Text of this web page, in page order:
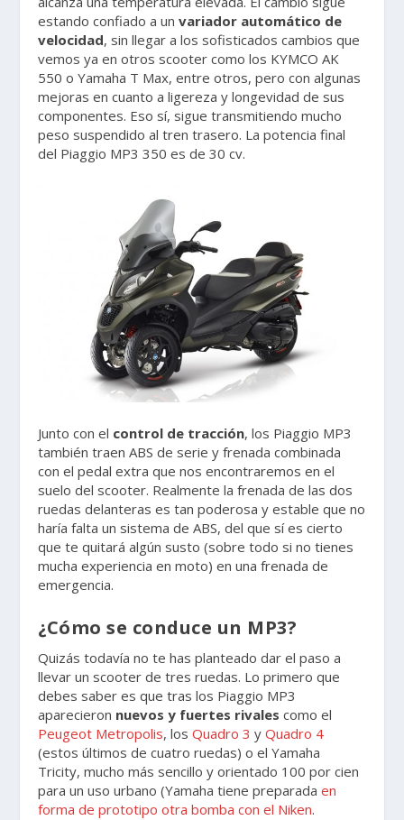
estando confiado a unvariador automático de
velocidad, sin llegar a los sofisticados cambios que
vemos ya en otros scooter como los KYMCO AK
550 o Yamaha T Max, entre otros, pero con algunas
mejoras en cuanto a ligereza y longevidad de sus
componentes. Eso sí, sigue transmitiendo mucho
peso suspendido al tren trasero. La potencia final
del Piaggio MP3 350 es de 30 cv.
Junto con el control de tracción, los Piaggio MP3
también traen ABS de serie y frenada combinada
con el pedal extra que nos encontraremos en el
suelo del scooter. Realmente la frenada de las dos
ruedas delanteras es tan poderosa y estable que no
haría falta un sistema de ABS, del que sí es cierto
que te quitará algún susto (sobre todo si no tienes
mucha experiencia en moto) en una frenada de
emergencia.
¿Cómo se conduce un MP3?
Quizás todavía no te has planteado dar el paso a
llevar un scooter de tres ruedas. Lo primero que
debes saber es que tras los Piaggio MP3
aparecieron nuevos y fuertes rivales como el
Peugeot Metropolis, losQuadro 3 yQuadro 4
(estos últimos de cuatro ruedas) o el Yamaha
Tricity, mucho más sencillo y orientado 100 por cien
para un uso urbano (Yamaha tiene preparadaen
forma de prototipo otra bomba con el Niken.